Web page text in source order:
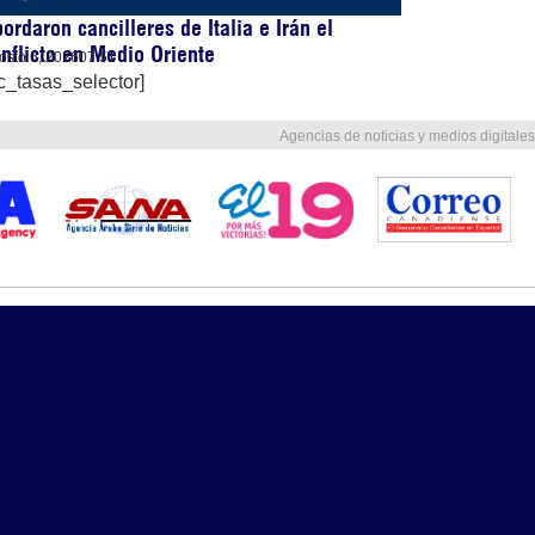
cancilleres de Italia e Irán el
en Medio Oriente
6, 202607:51
Agencias de noticias y medios digitales